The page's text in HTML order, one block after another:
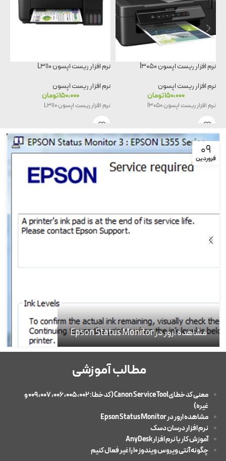
نرم افزار ريست اپسون l3050
نرم افزار ریست اپسون
۱۵۰،۰۰۰تومان
نرم افزار ريست اپسون l3050
نرم افزار ريست اپسون L3110
نرم افزار ریست اپسون
۱۵۰،۰۰۰تومان
نرم افزار ريست اپسون L3110
09
فروردین
مشاهده ارور در Epson Status Monitor
مطالب آموزشی
معنی کد خطایCanon Service Tool (کد خطا: 002، 005، 006، 007، 009 و
غیره)
مشاهده ارور در Epson Status Monitor
نرم افزار درسان دسک
آموزش کار با نرم افزار AnyDesk
چگونه آنتی ویروس ویندوز 10 را غیر فعال کنیم